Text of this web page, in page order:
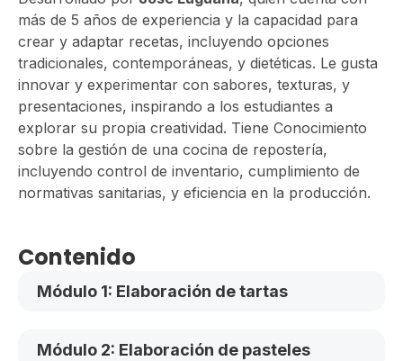
más de 5 años de experiencia y la capacidad para
crear y adaptar recetas, incluyendo opciones
tradicionales, contemporáneas, y dietéticas. Le gusta
innovar y experimentar con sabores, texturas, y
presentaciones, inspirando a los estudiantes a
explorar su propia creatividad. Tiene Conocimiento
sobre la gestión de una cocina de repostería,
incluyendo control de inventario, cumplimiento de
normativas sanitarias, y eficiencia en la producción.
Contenido
Módulo 1: Elaboración de tartas
Módulo 2: Elaboración de pasteles